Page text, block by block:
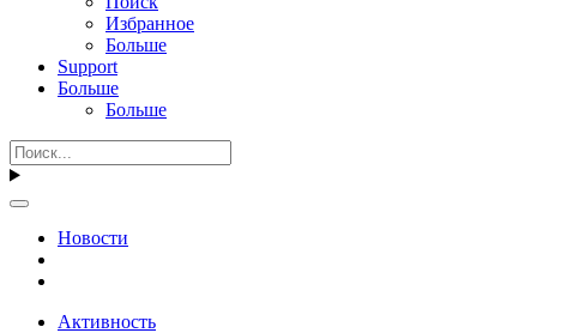
Избранное
Больше
Support
Больше
Больше
Новости
Активность